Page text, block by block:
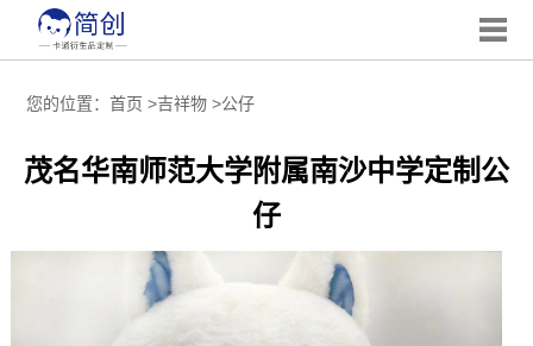
您的位置： 首页 >吉祥物>公仔
茂名华南师范大学附属南沙中学定制公
仔